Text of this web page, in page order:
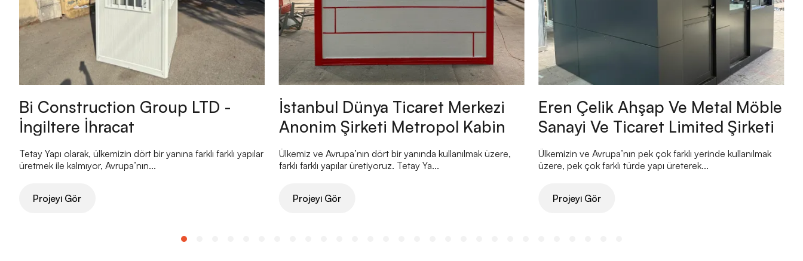
Bi Construction Group LTD -
İngiltere İhracat
Tetay Yapı olarak, ülkemizin dört bir yanına farklı farklı yapılar
üretmek ile kalmıyor, Avrupa’nın...
Projeyi Gör
İstanbul Dünya Ticaret Merkezi
Anonim Şirketi Metropol Kabin
Ülkemiz ve Avrupa’nın dört bir yanında kullanılmak üzere,
farklı farklı yapılar üretiyoruz. Tetay Ya...
Projeyi Gör
Eren Çelik Ahşap Ve Metal Möble
Sanayi Ve Ticaret Limited Şirketi
Ülkemizin ve Avrupa’nın pek çok farklı yerinde kullanılmak
üzere, pek çok farklı türde yapı üreterek...
Projeyi Gör